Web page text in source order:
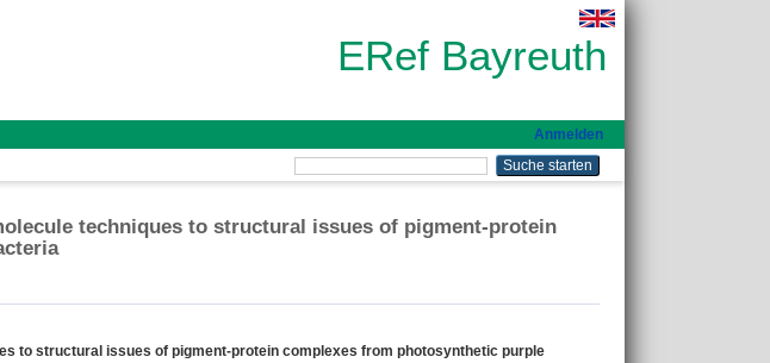
ERef Bayreuth
Anmelden
techniques to structural issues of pigment-protein
to structural issues of pigment-protein complexes from photosynthetic purple